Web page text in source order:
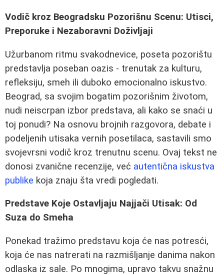
Vodič kroz Beogradsku Pozorišnu Scenu: Utisci,
Preporuke i Nezaboravni Doživljaji
Užurbanom ritmu svakodnevice, poseta pozorištu
predstavlja poseban oazis - trenutak za kulturu,
refleksiju, smeh ili duboko emocionalno iskustvo.
Beograd, sa svojim bogatim pozorišnim životom,
nudi neiscrpan izbor predstava, ali kako se snaći u
toj ponudi? Na osnovu brojnih razgovora, debate i
podeljenih utisaka vernih posetilaca, sastavili smo
svojevrsni vodič kroz trenutnu scenu. Ovaj tekst ne
donosi zvanične recenzije, već autentična iskustva
publike koja znaju šta vredi pogledati.
Predstave Koje Ostavljaju Najjači Utisak: Od
Suza do Smeha
Ponekad tražimo predstavu koja će nas potresći,
koja će nas natrerati na razmišljanje danima nakon
odlaska iz sale. Po mnogima, upravo takvu snažnu